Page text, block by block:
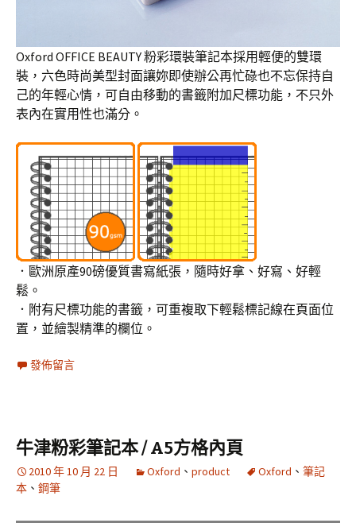
Oxford OFFICE BEAUTY 粉彩環裝筆記本採用輕便的雙環
裝，六色時尚美型封面讓妳即使辦公再忙碌也不忘保持自
己的年輕心情，可自由移動的書籤附加尺標功能，不只外
表內在實用性也滿分。
．歐洲原產90磅優質書寫紙張，隨時好拿、好寫、好輕
鬆。
．附有尺標功能的書籤，可重複取下輕鬆標記線在頁面位
置，並繪製精準的欄位。
發佈留言
牛津粉彩筆記本 / A5方格內頁
2010 年 10 月 22 日 Oxford 、 product Oxford 、 筆記
本 、 鋼筆